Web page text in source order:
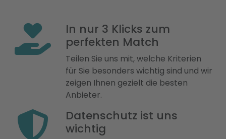
In nur 3 Klicks zum
perfekten Match
Teilen Sie uns mit, welche Kriterien
für Sie besonders wichtig sind und wir
zeigen Ihnen gezielt die besten
Anbieter.
Datenschutz ist uns
wichtig